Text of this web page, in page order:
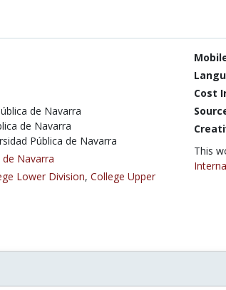
de Navarra
de Navarra
Pública de Navarra
Navarra
Lower Division, College Upper
Cost
This